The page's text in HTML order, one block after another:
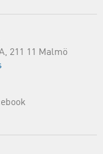
211 11 Malmö